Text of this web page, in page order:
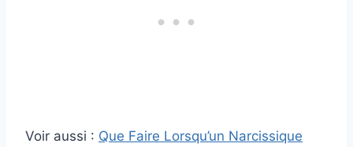
Voir aussi : Que Faire Lorsqu’un Narcissique